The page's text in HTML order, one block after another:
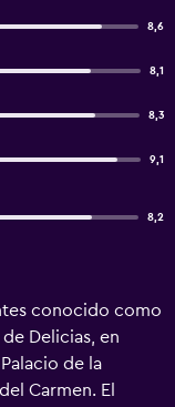
8,6
8,1
8,3
9,1
8,2
conocido como
Delicias, en
de la
Carmen. El